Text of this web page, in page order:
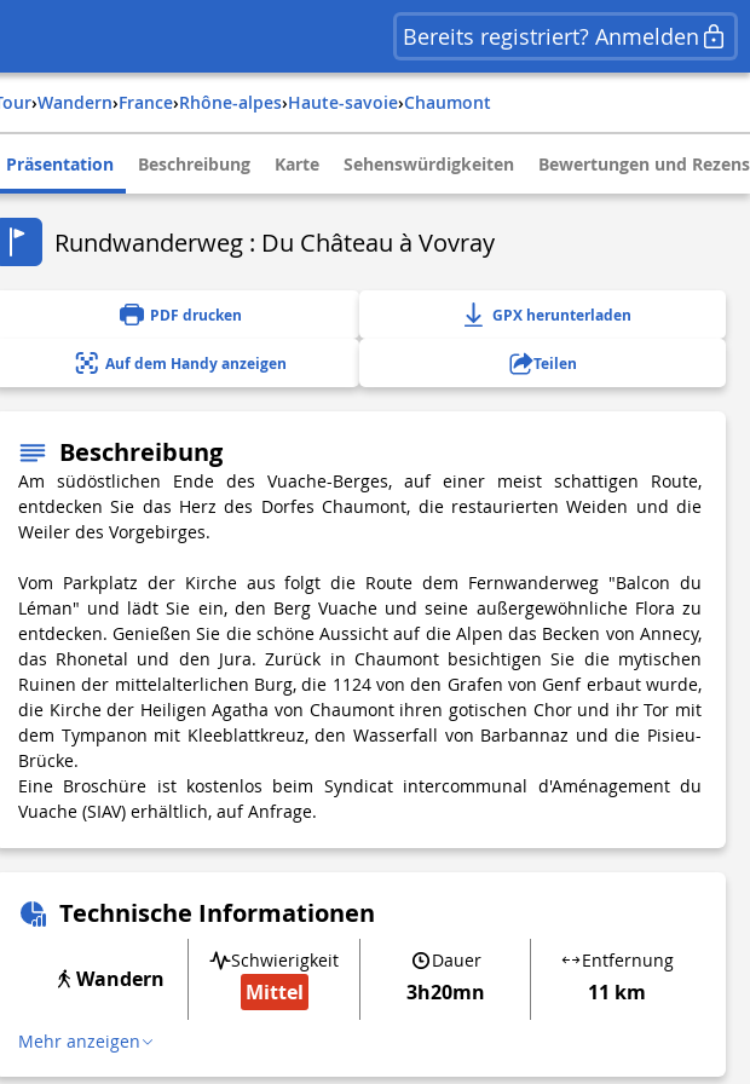
Bereits registriert? Anmelden
Tour› Wandern› france› rhône-alpes› haute-savoie› chaumont
Präsentation Beschreibung Karte Sehenswürdigkeiten Bewertungen und
Rundwanderweg : Du Château à Vovray
PDF drucken GPX herunterladen
Auf dem Handy anzeigen Teilen
Beschreibung
Am südöstlichen Ende des Vuache-Berges, auf einer meist schattigen Route,
entdecken Sie das Herz des Dorfes Chaumont, die restaurierten Weiden und die
Weiler des Vorgebirges.
Vom Parkplatz der Kirche aus folgt die Route dem Fernwanderweg "Balcon du
Léman" und lädt Sie ein, den Berg Vuache und seine außergewöhnliche Flora zu
entdecken. Genießen Sie die schöne Aussicht auf die Alpen das Becken von Annecy,
das Rhonetal und den Jura. Zurück in Chaumont besichtigen Sie die mytischen
Ruinen der mittelalterlichen Burg, die 1124 von den Grafen von Genf erbaut wurde,
die Kirche der Heiligen Agatha von Chaumont ihren gotischen Chor und ihr Tor mit
dem Tympanon mit Kleeblattkreuz, den Wasserfall von Barbannaz und die Pisieu-
Brücke.
Eine Broschüre ist kostenlos beim Syndicat intercommunal d'Aménagement du
Vuache (SIAV) erhältlich, auf Anfrage.
Technische Informationen
Wandern
Schwierigkeit
Mittel
Dauer
3h20mn
Entfernung
11 km
Mehr anzeigen